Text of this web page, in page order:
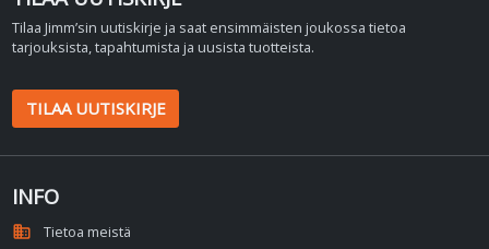
Tilaa Jimm’sin uutiskirje ja saat ensimmäisten joukossa tietoa
tarjouksista, tapahtumista ja uusista tuotteista.
TILAA UUTISKIRJE
INFO
domain
Tietoa meistä